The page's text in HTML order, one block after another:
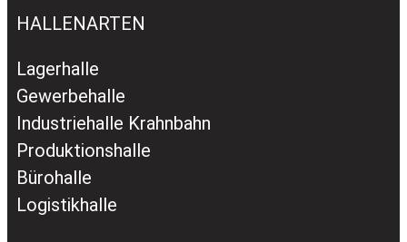
HALLENARTEN
Lagerhalle
Gewerbehalle
Industriehalle Krahnbahn
Produktionshalle
Bürohalle
Logistikhalle